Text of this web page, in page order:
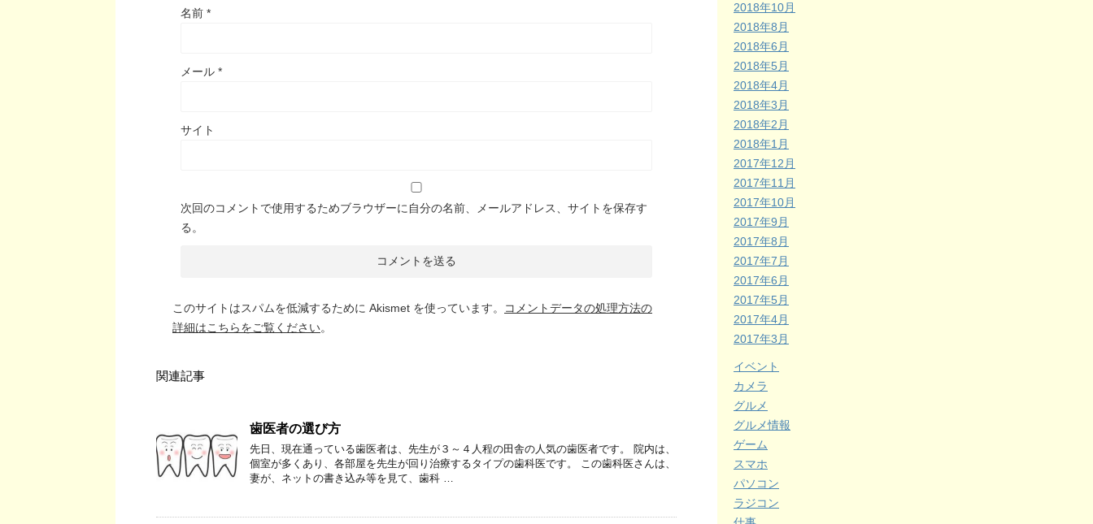
名前 *
メール *
サイト
次回のコメントで使用するためブラウザーに自分の名前、メールアドレス、サイトを保存す
る。
このサイトはスパムを低減するために Akismet を使っています。
コメントデータの処理方法の
詳細はこちらをご覧ください。
関連記事
歯医者の選び方
先日、現在通っている歯医者は、先生が３～４人程の田舎の人気の歯医者です。 院内は、
個室が多くあり、各部屋を先生が回り治療するタイプの歯科医です。 この歯科医さんは、
妻が、ネットの書き込み等を見て、歯科 …
2018年10月
2018年8月
2018年6月
2018年5月
2018年4月
2018年3月
2018年2月
2018年1月
2017年12月
2017年11月
2017年10月
2017年9月
2017年8月
2017年7月
2017年6月
2017年5月
2017年4月
2017年3月
イベント
カメラ
グルメ
グルメ情報
ゲーム
スマホ
パソコン
ラジコン